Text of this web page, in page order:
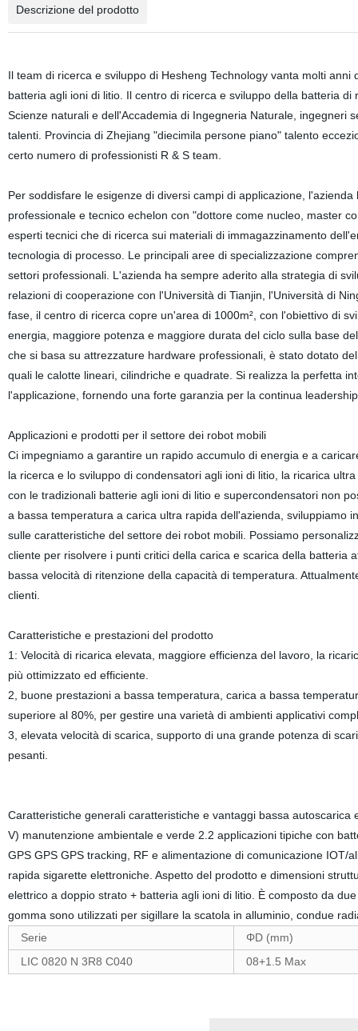
Descrizione del prodotto
Il team di ricerca e sviluppo di Hesheng Technology vanta molti
batteria agli ioni di litio. Il centro di ricerca e sviluppo della batteria
Scienze naturali e dell'Accademia di Ingegneria Naturale, ingegneri
talenti. Provincia di Zhejiang "diecimila persone piano" talento
certo numero di professionisti R & S team.
Per soddisfare le esigenze di diversi campi di applicazione,
professionale e tecnico echelon con "dottore come nucleo, master
esperti tecnici che di ricerca sui materiali di immagazzinamento
tecnologia di processo. Le principali aree di specializzazione
settori professionali. L'azienda ha sempre aderito alla strategia di
relazioni di cooperazione con l'Università di Tianjin, l'Università di
fase, il centro di ricerca copre un'area di 1000m², con l'obiettivo di
energia, maggiore potenza e maggiore durata del ciclo sulla base
che si basa su attrezzature hardware professionali, è stato dotato
quali le calotte lineari, cilindriche e quadrate. Si realizza la perfetta
l'applicazione, fornendo una forte garanzia per la continua
Applicazioni e prodotti per il settore dei robot mobili
Ci impegniamo a garantire un rapido accumulo di energia e a
la ricerca e lo sviluppo di condensatori agli ioni di litio, la ricarica
con le tradizionali batterie agli ioni di litio e supercondensatori non
a bassa temperatura a carica ultra rapida dell'azienda, sviluppiamo
sulle caratteristiche del settore dei robot mobili. Possiamo
cliente per risolvere i punti critici della carica e scarica della
bassa velocità di ritenzione della capacità di temperatura.
clienti.
Caratteristiche e prestazioni del prodotto
1: Velocità di ricarica elevata, maggiore efficienza del lavoro, la
più ottimizzato ed efficiente.
2, buone prestazioni a bassa temperatura, carica a bassa
superiore al 80%, per gestire una varietà di ambienti applicativi
3, elevata velocità di scarica, supporto di una grande potenza di
pesanti.
Caratteristiche generali caratteristiche e vantaggi bassa
V) manutenzione ambientale e verde 2.2 applicazioni tipiche con
GPS GPS GPS tracking, RF e alimentazione di comunicazione
rapida sigarette elettroniche. Aspetto del prodotto e dimensioni
elettrico a doppio strato + batteria agli ioni di litio. È composto da
gomma sono utilizzati per sigillare la scatola in alluminio, condue
Serie
ΦD (mm)
LIC 0820 N 3R8 C040
08+1.5 Max